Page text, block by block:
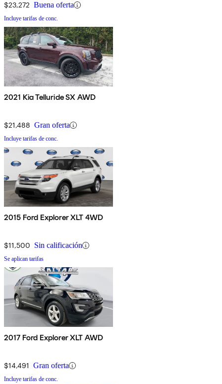
$23,272 Buena oferta
Incluye tarifas de conc.
2021 Kia Telluride SX AWD
$21,488 Gran oferta
Incluye tarifas de conc.
2015 Ford Explorer XLT 4WD
$11,500 Sin calificación
Se aplican tarifas
2017 Ford Explorer XLT AWD
$14,491 Gran oferta
Incluye tarifas de conc.